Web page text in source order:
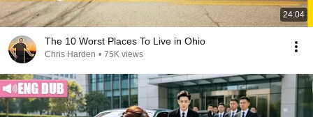
24:04
The 10 Worst Places To Live in Ohio
Chris Harden • 75K views